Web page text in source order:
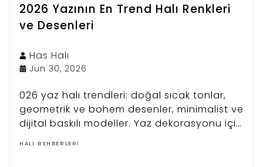
2026 Yazının En Trend Halı Renkleri
ve Desenleri
Has Halı
Jun 30, 2026
026 yaz halı trendleri: doğal sıcak tonlar,
geometrik ve bohem desenler, minimalist ve
dijital baskılı modeller. Yaz dekorasyonu için
doğru halı seçimi rehberi.
HALI REHBERLERI